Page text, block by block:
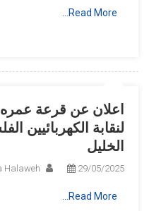
Read More…
اعلان عن قرعة عمره
لنقابة الكهربائيين
الخليل
29/05/2025
Halaweh
Read More…